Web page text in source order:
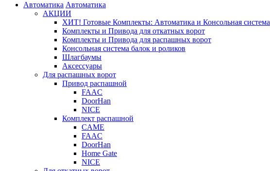
Автоматика Автоматика
АКЦИИ
ХИТ! Готовые Комплекты: Автоматика и Консольная система
Комплекты и Привода для откатных ворот
Комплекты и Привода для распашных ворот
Консольная система балок и роликов
Шлагбаумы
Аксессуары
Для распашных ворот
Привод распашной
FAAC
DoorHan
NICE
Комплект распашной
CAME
FAAC
DoorHan
Home Gate
NICE